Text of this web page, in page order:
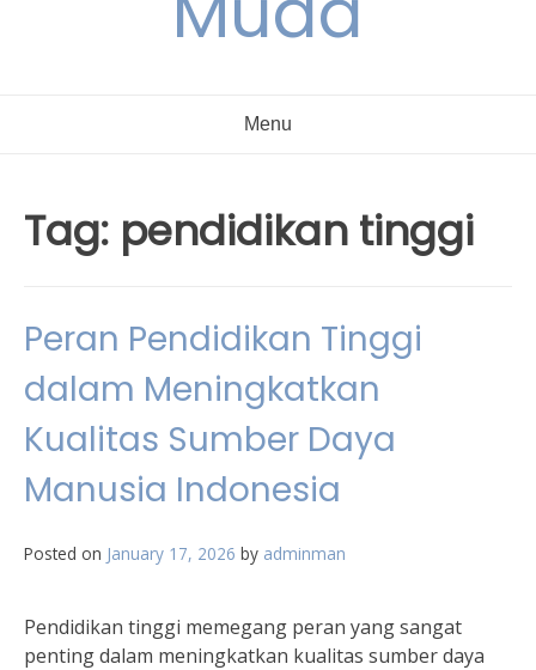
Menu
Tag: pendidikan tinggi
Peran Pendidikan Tinggi
dalam Meningkatkan
Kualitas Sumber Daya
Manusia Indonesia
Posted on January 17, 2026 by adminman
Pendidikan tinggi memegang peran yang sangat
penting dalam meningkatkan kualitas sumber daya